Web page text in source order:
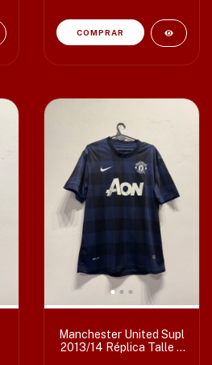
Manchester United Supl
2013/14 Réplica Talle L